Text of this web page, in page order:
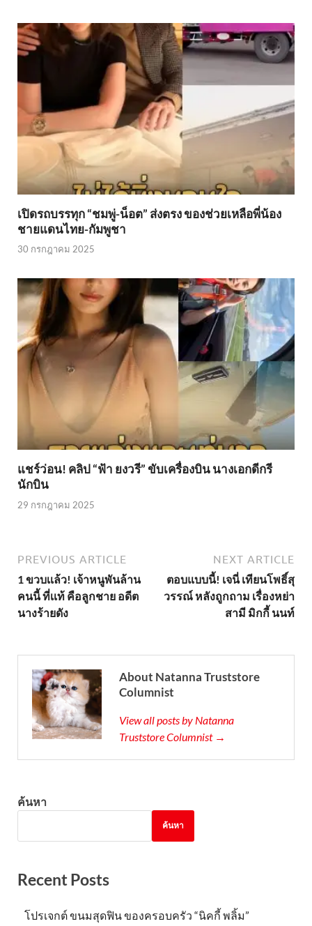
เปิดรถบรรทุก “ชมพู่-น็อต” ส่งตรง ของช่วยเหลือพี่น้อง
ชายแดนไทย-กัมพูชา
30 กรกฎาคม 2025
แชร์ว่อน! คลิป “ฟ้า ยงวรี” ขับเครื่องบิน นางเอกดีกรี
นักบิน
29 กรกฎาคม 2025
PREVIOUS ARTICLE
1 ขวบเเล้ว! เจ้าหนูพันล้าน
คนนี้ ที่เเท้ คือลูกชาย อดีต
นางร้ายดัง
NEXT ARTICLE
ตอบแบบนี้! เจนี่ เทียนโพธิ์สุ
วรรณ์ หลังถูกถาม เรื่องหย่า
สามี มิกกี้ นนท์
About Natanna Truststore
Columnist
View all posts by Natanna
Truststore Columnist →
ค้นหา
ค้นหา
Recent Posts
โปรเจกต์ ขนมสุดฟิน ของครอบครัว “นิคกี้ พลิ้ม”